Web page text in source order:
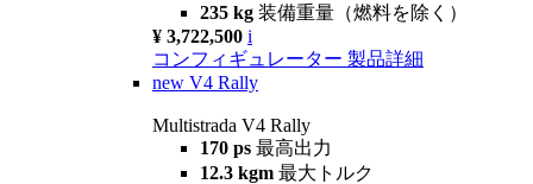
235 kg 装備重量（燃料を除く）
¥ 3,722,500 i
コンフィギュレーター 製品詳細
new V4 Rally
Multistrada V4 Rally
170 ps 最高出力
12.3 kgm 最大トルク